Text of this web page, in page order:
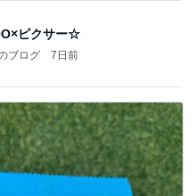
ピクサー☆
ブログ 7日前